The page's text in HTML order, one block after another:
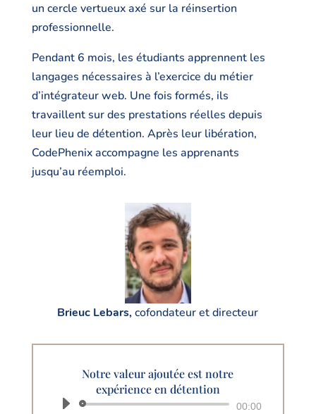
un cercle vertueux axé sur la réinsertion
professionnelle.
Pendant 6 mois, les étudiants apprennent les
langages nécessaires à l’exercice du métier
d’intégrateur web. Une fois formés, ils
travaillent sur des prestations réelles depuis
leur lieu de détention. Après leur libération,
CodePhenix accompagne les apprenants
jusqu’au réemploi.
Brieuc Lebars,cofondateur et directeur
Notre valeur ajoutée est notre
expérience en détention
Lecteur
00:00